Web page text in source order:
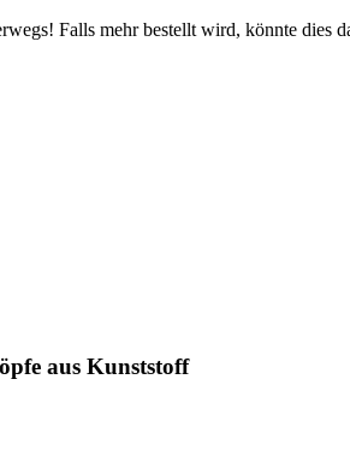
Falls mehr bestellt wird, könnte dies
aus Kunststoff